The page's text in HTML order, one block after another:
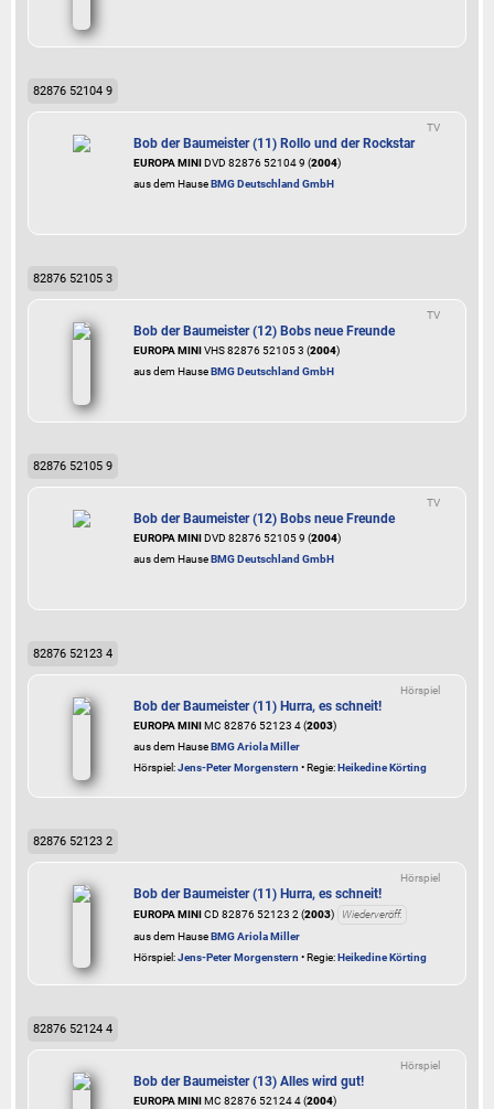
82876 52104 9
TV
Bob der Baumeister (11) Rollo und der Rockstar
EUROPA MINIDVD 82876 52104 9 (2004)
aus dem HauseBMG Deutschland GmbH
82876 52105 3
TV
Bob der Baumeister (12) Bobs neue Freunde
EUROPA MINIVHS 82876 52105 3 (2004)
aus dem HauseBMG Deutschland GmbH
82876 52105 9
TV
Bob der Baumeister (12) Bobs neue Freunde
EUROPA MINIDVD 82876 52105 9 (2004)
aus dem HauseBMG Deutschland GmbH
82876 52123 4
Hörspiel
Bob der Baumeister (11) Hurra, es schneit!
EUROPA MINIMC 82876 52123 4 (2003)
aus dem HauseBMG Ariola Miller
Hörspiel:Jens-Peter Morgenstern • Regie:Heikedine Körting
82876 52123 2
Hörspiel
Bob der Baumeister (11) Hurra, es schneit!
EUROPA MINICD 82876 52123 2 (2003)
Wiederveröff.
aus dem HauseBMG Ariola Miller
Hörspiel:Jens-Peter Morgenstern • Regie:Heikedine Körting
82876 52124 4
Hörspiel
Bob der Baumeister (13) Alles wird gut!
EUROPA MINIMC 82876 52124 4 (2004)